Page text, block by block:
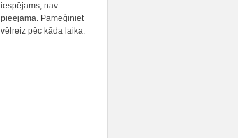
iespējams, nav
pieejama. Pamēģiniet
vēlreiz pēc kāda laika.